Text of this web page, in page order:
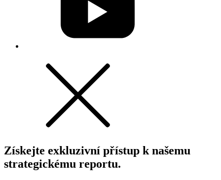
Získejte exkluzivní přístup k našemu
strategickému reportu.